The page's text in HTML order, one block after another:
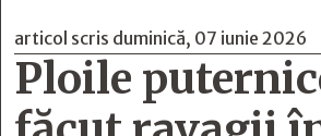
articol scris duminică, 07 iunie 2026
Ploile